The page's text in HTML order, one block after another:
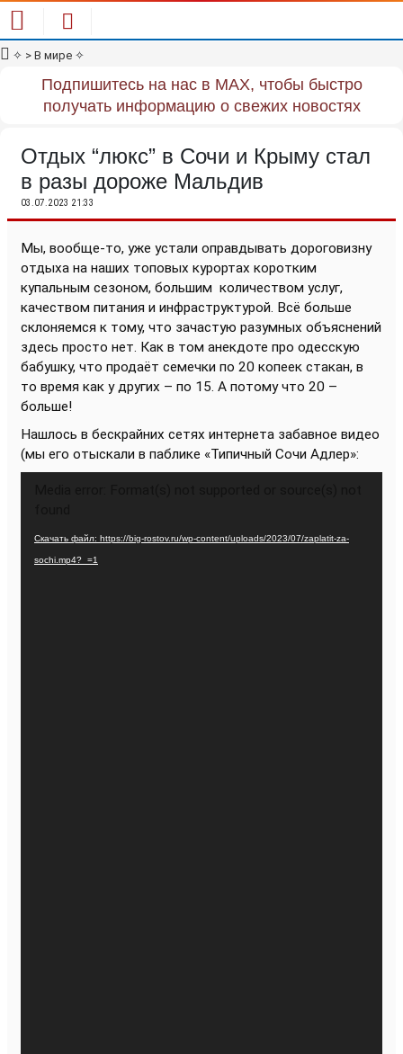
✧ > В мире ✧
Подпишитесь на нас в MAX, чтобы быстро
получать информацию о свежих новостях
Отдых “люкс” в Сочи и Крыму стал
в разы дороже Мальдив
03.07.2023 21:33
Мы, вообще-то, уже устали оправдывать дороговизну
отдыха на наших топовых курортах коротким
купальным сезоном, большим количеством услуг,
качеством питания и инфраструктурой. Всё больше
склоняемся к тому, что зачастую разумных объяснений
здесь просто нет. Как в том анекдоте про одесскую
бабушку, что продаёт семечки по 20 копеек стакан, в
то время как у других – по 15. А потому что 20 –
больше!
Нашлось в бескрайних сетях интернета забавное видео
(мы его отыскали в паблике «Типичный Сочи Адлер»:
Скачать файл: https://big-rostov.ru/wp-content/uploads/2023/07/zaplatit-za-
sochi.mp4?_=1